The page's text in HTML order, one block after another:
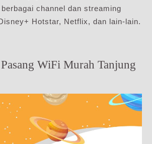
channel dan streaming
Hotstar, Netflix, dan lain-lain.
WiFi Murah Tanjung